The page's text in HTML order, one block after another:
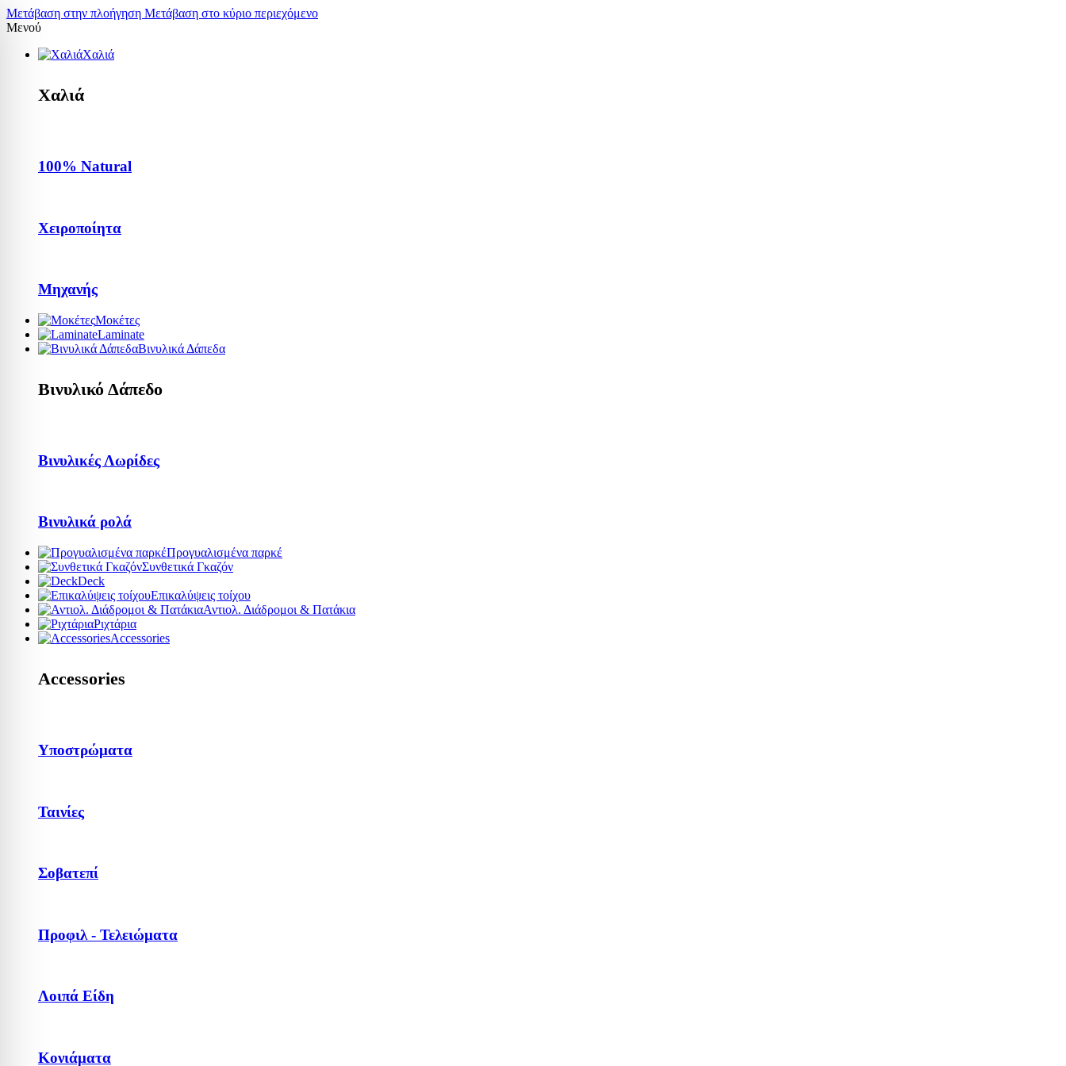
Μετάβαση στην πλοήγηση Μετάβαση στο κύριο περιεχόμενο
Μενού
Χαλιά
Χαλιά
100% Natural
Χειροποίητα
Μηχανής
Μοκέτες
Laminate
Βινυλικά Δάπεδα
Βινυλικό Δάπεδο
Βινυλικές Λωρίδες
Βινυλικά ρολά
Προγυαλισμένα παρκέ
Συνθετικά Γκαζόν
Deck
Επικαλύψεις τοίχου
Αντιολ. Διάδρομοι & Πατάκια
Ριχτάρια
Accessories
Accessories
Υποστρώματα
Ταινίες
Σοβατεπί
Προφιλ - Τελειώματα
Λοιπά Είδη
Κονιάματα